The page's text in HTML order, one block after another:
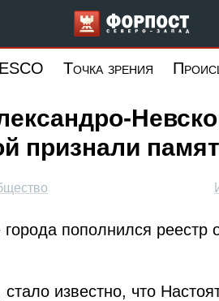
Форпост
Точка зрения
признали
пополнился реестр
известно, что